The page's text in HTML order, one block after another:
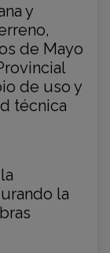
y
de Mayo
de uso y
técnica
la